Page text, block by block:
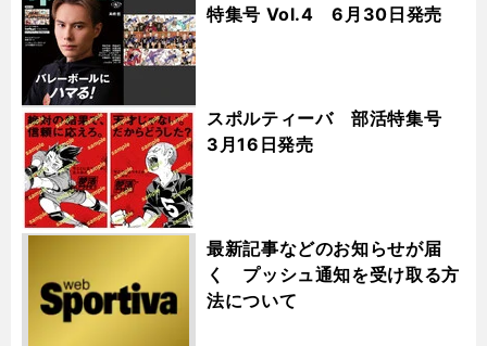
特集号 Vol.4 6月30日発売
スポルティーバ 部活特集号
3月16日発売
最新記事などのお知らせが届
く プッシュ通知を受け取る方
法について